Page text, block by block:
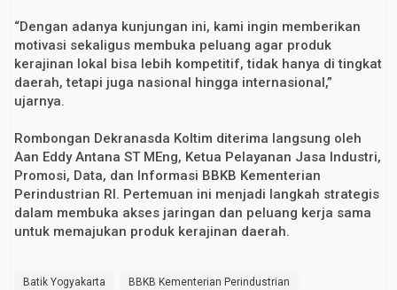
s
T
e
n
u
n
a
“Dengan adanya kunjungan ini, kami ingin memberikan
motivasi sekaligus membuka peluang agar produk
kerajinan lokal bisa lebih kompetitif, tidak hanya di tingkat
daerah, tetapi juga nasional hingga internasional,”
ujarnya.
Rombongan Dekranasda Koltim diterima langsung oleh
Aan Eddy Antana ST MEng, Ketua Pelayanan Jasa Industri,
Promosi, Data, dan Informasi BBKB Kementerian
Perindustrian RI. Pertemuan ini menjadi langkah strategis
dalam membuka akses jaringan dan peluang kerja sama
untuk memajukan produk kerajinan daerah.
Batik Yogyakarta
BBKB Kementerian Perindustrian